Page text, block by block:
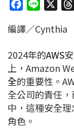
c
b
o
o
k
n
編譯／Cynthia
2024年的AWS
上，Amazon
全的重要性。
全公司的責任
中，這種安全
角色。